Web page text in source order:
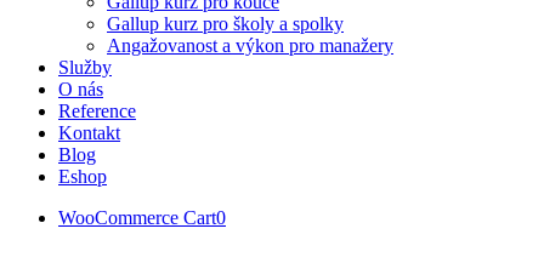
Gallup kurz pro školy a spolky
Angažovanost a výkon pro manažery
Služby
O nás
Reference
Kontakt
Blog
Eshop
WooCommerce Cart0